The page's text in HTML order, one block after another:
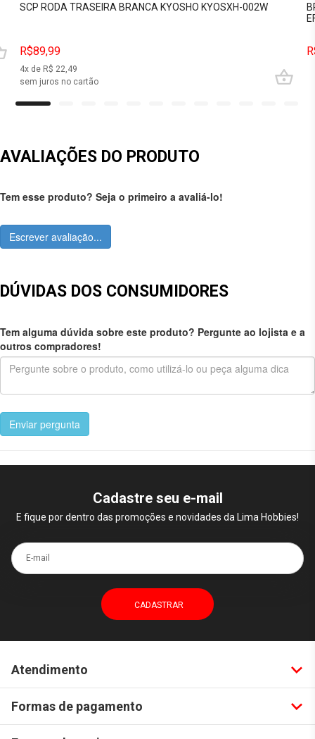
SCP RODA TRASEIRA BRANCA KYOSHO KYOSXH-002W
R$89,99
4x de R$ 22,49
sem juros no cartão
AVALIAÇÕES DO PRODUTO
Tem esse produto? Seja o primeiro a avaliá-lo!
Escrever avaliação...
DÚVIDAS DOS CONSUMIDORES
Tem alguma dúvida sobre este produto? Pergunte ao lojista e a
outros compradores!
Enviar pergunta
Cadastre seu e-mail
E fique por dentro das promoções e novidades da Lima Hobbies!
E-mail
Atendimento
Formas de pagamento